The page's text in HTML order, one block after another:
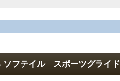
ソフテイル スポーツグライド